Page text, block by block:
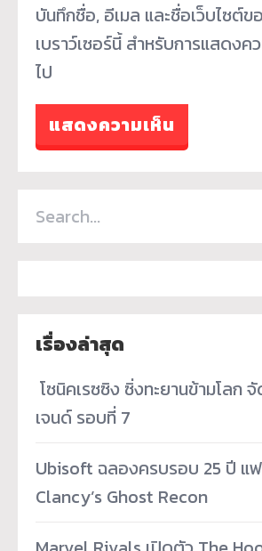
บันทึกชื่อ, อีเมล และชื่อเว็บไซต์
เบราว์เซอร์นี้ สำหรับการแสดงค
ไป
เรื่องล่าสุด
โซนิคเรซซิง ซิ่งทะยานข้ามโลก
เจนด์ รอบที่ 7
Ubisoft ฉลองครบรอบ 25 ปี แ
Clancy’s Ghost Recon